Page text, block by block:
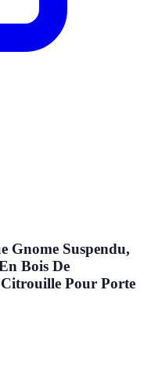
Gnome Suspendu,
Bois De
Pour Porte